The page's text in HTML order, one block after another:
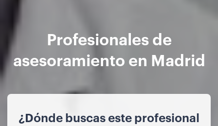
Profesionales de
asesoramiento en Madrid
¿Dónde buscas este profesional